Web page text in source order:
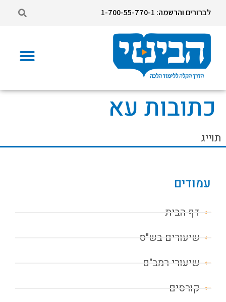
לברורים והרשמה: 1-700-55-770-1
כתובות עא
תוייג
עמודים
דף הבית
שיעורים בש"ס
שיעורי רמב"ם
קורסים